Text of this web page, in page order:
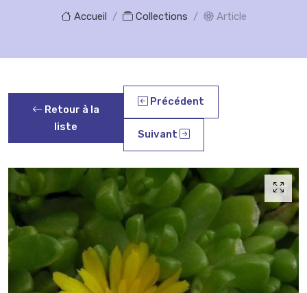
Accueil Collections Article
Retour à la
liste
Précédent
Suivant